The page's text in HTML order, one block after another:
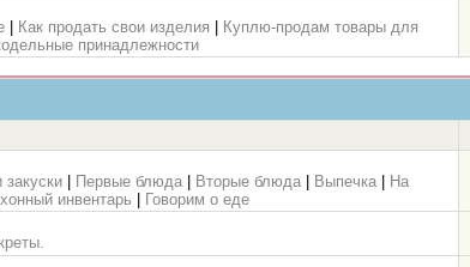
Как продать свои изделия
Куплю-продам товары для
принадлежности
Первые блюда Вторые блюда Выпечка
На
инвентарь Говорим о еде